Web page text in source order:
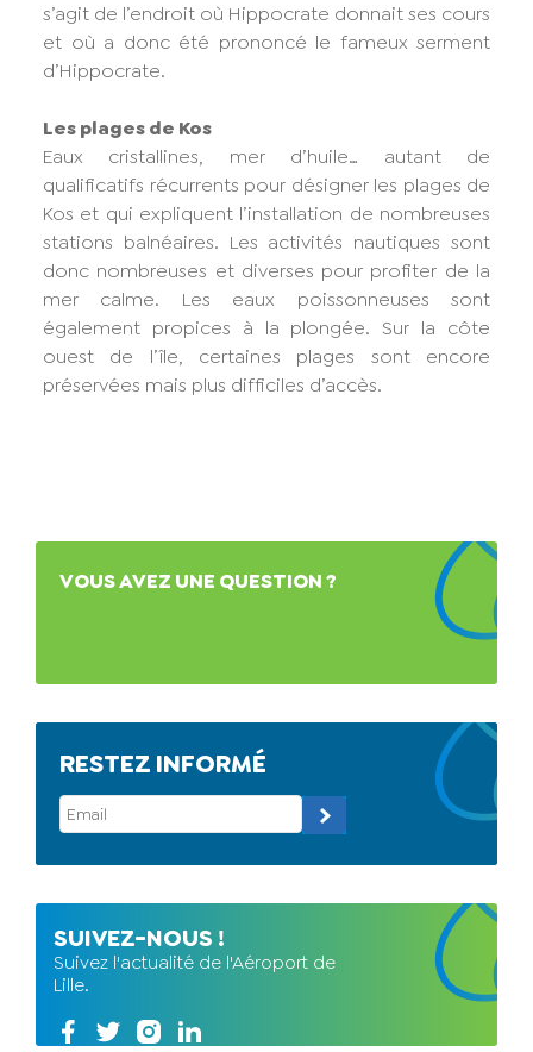
s’agit de l’endroit où Hippocrate donnait ses cours
et où a donc été prononcé le fameux serment
d’Hippocrate.
Les plages de Kos
Eaux cristallines, mer d’huile… autant de
qualificatifs récurrents pour désigner les plages de
Kos et qui expliquent l’installation de nombreuses
stations balnéaires. Les activités nautiques sont
donc nombreuses et diverses pour profiter de la
mer calme. Les eaux poissonneuses sont
également propices à la plongée. Sur la côte
ouest de l’île, certaines plages sont encore
préservées mais plus difficiles d’accès.
VOUS AVEZ UNE QUESTION ?
RESTEZ INFORMÉ
SUIVEZ-NOUS !
Suivez l'actualité de l'Aéroport de
Lille.